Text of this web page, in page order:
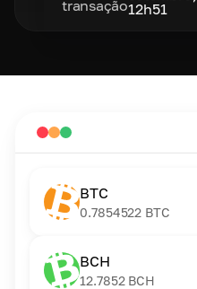
transação12h51
BTC
0.7854522 BTC
BCH
12.7852 BCH